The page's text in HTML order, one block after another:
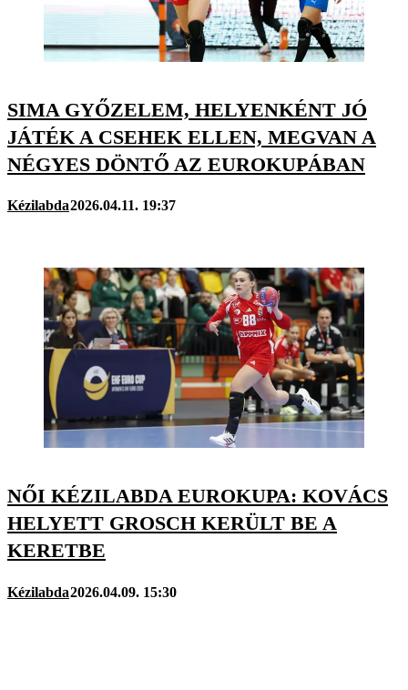
SIMA GYŐZELEM, HELYENKÉNT JÓ
JÁTÉK A CSEHEK ELLEN, MEGVAN A
NÉGYES DÖNTŐ AZ EUROKUPÁBAN
Kézilabda2026.04.11. 19:37
NŐI KÉZILABDA EUROKUPA: KOVÁCS
HELYETT GROSCH KERÜLT BE A
KERETBE
Kézilabda2026.04.09. 15:30